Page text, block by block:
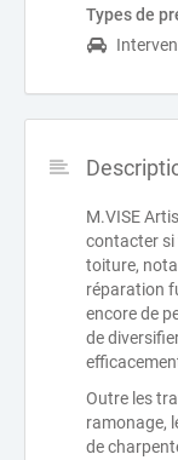
Types de
M.VISE
contacter si
toiture,
réparation
encore de
de
Outre les
ramonage,
de